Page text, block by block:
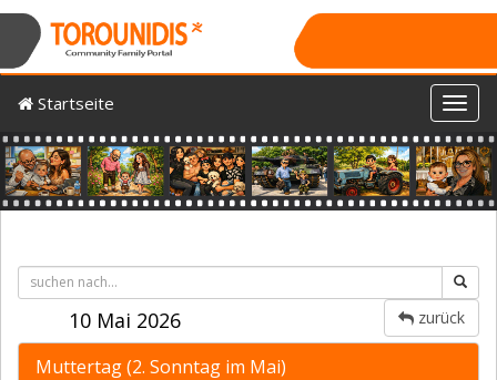
Startseite
Previous
10 Mai 2026 zurück
Muttertag (2. Sonntag im Mai)